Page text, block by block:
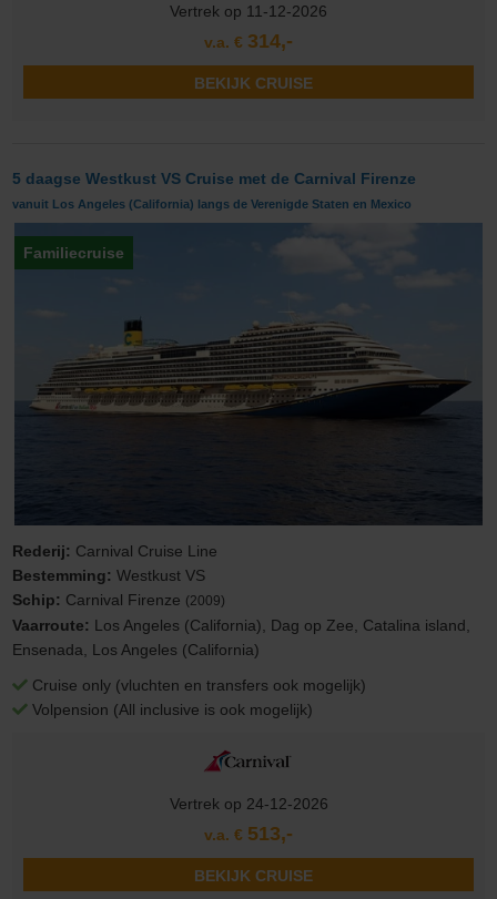
Vertrek op 11-12-2026
v.a. € 314,-
BEKIJK CRUISE
5 daagse Westkust VS Cruise met de Carnival Firenze
vanuit Los Angeles (California) langs de Verenigde Staten en Mexico
Familiecruise
Rederij: Carnival Cruise Line
Bestemming:Westkust VS
Schip: Carnival Firenze (2009)
Vaarroute: Los Angeles (California), Dag op Zee, Catalina island,
Ensenada, Los Angeles (California)
Cruise only (vluchten en transfers ook mogelijk)
Volpension (All inclusive is ook mogelijk)
Vertrek op 24-12-2026
v.a. € 513,-
BEKIJK CRUISE